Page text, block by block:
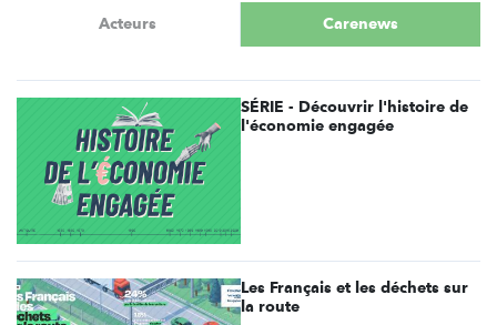
Acteurs Carenews
SÉRIE - Découvrir l'histoire de
l'économie engagée
Les Français et les déchets sur
la route